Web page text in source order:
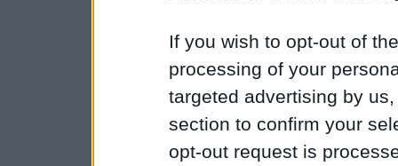
If you wish to opt-out of
processing of your
targeted advertising by
section to confirm your
opt-out request is